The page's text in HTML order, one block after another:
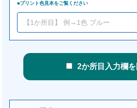
■プリント色見本をご覧ください
2か所目入力欄を